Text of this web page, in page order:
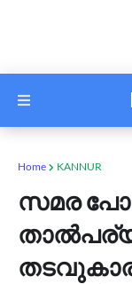
Home KANNUR
സമര